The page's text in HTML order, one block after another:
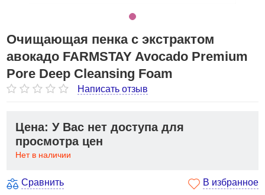
Очищающая пенка с экстрактом
авокадо FARMSTAY Avocado Premium
Pore Deep Cleansing Foam
Написать отзыв
Цена: У Вас нет доступа для
просмотра цен
Нет в наличии
Сравнить В избранное